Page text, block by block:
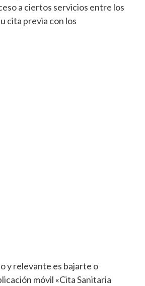
a ciertos servicios entre los
cita previa con los
y relevante es bajarte o
móvil «Cita Sanitaria